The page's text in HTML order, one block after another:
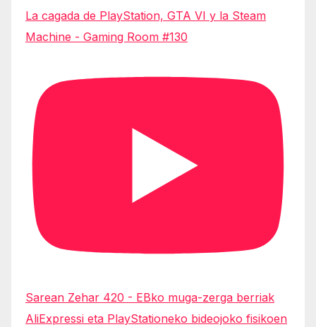
La cagada de PlayStation, GTA VI y la Steam
Machine - Gaming Room #130
Sarean Zehar 420 - EBko muga-zerga berriak
AliExpressi eta PlayStationeko bideojoko fisikoen